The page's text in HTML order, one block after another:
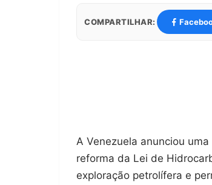
COMPARTILHAR:
A Venezuela anunciou
reforma da Lei de
exploração petrolífera e